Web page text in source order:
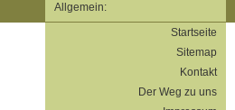
Allgemein:
Startseite
Sitemap
Kontakt
Der Weg zu uns